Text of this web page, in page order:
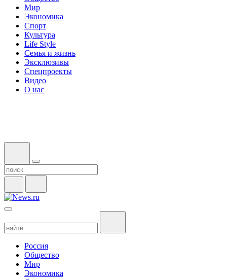
Мир
Экономика
Спорт
Культура
Life Style
Семья и жизнь
Эксклюзивы
Спецпроекты
Видео
О нас
Россия
Общество
Мир
Экономика